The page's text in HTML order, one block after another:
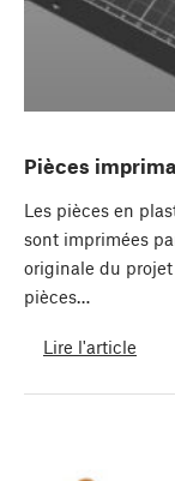
Pièces
Les pièces en
sont imprimées
originale du
pièces…
Lire l'article